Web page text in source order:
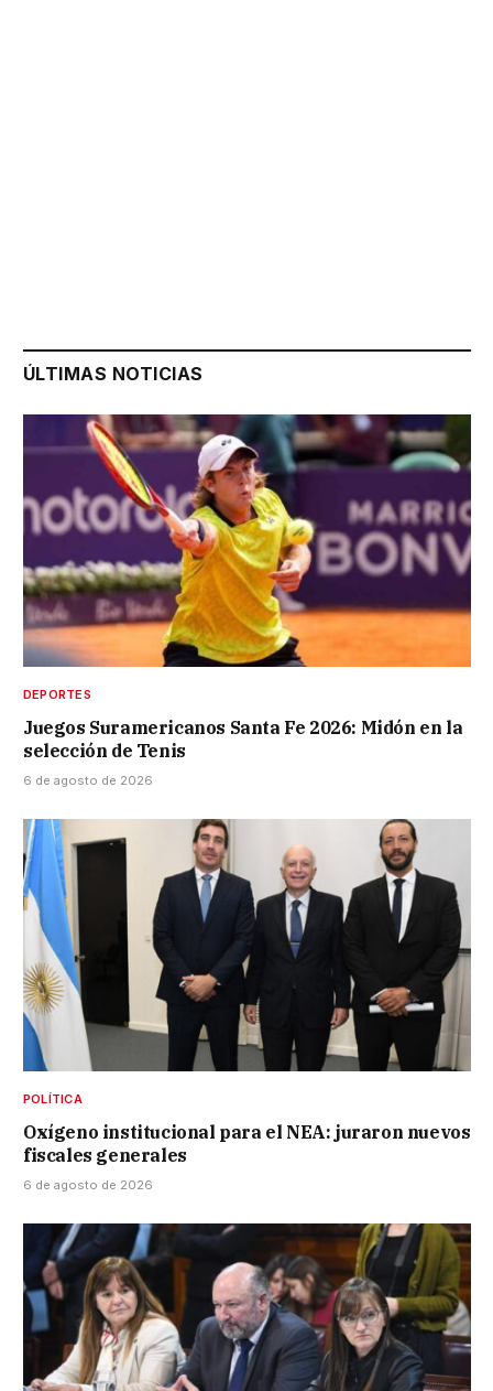
ÚLTIMAS NOTICIAS
DEPORTES
Juegos Suramericanos Santa Fe 2026: Midón en la
selección de Tenis
6 de agosto de 2026
POLÍTICA
Oxígeno institucional para el NEA: juraron nuevos
fiscales generales
6 de agosto de 2026